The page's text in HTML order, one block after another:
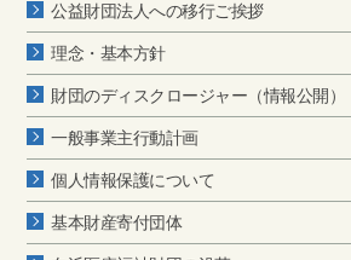
公益財団法人への移行ご挨拶
理念・基本方針
財団のディスクロージャー（情報公開）
一般事業主行動計画
個人情報保護について
基本財産寄付団体